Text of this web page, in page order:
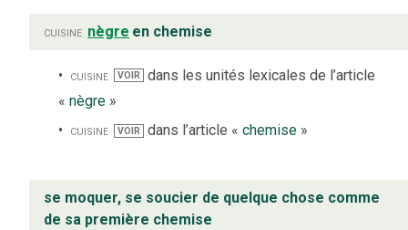
cuisine nègre en chemise
cuisine VOIR
dans les unités lexicales de l’article
« nègre »
cuisine
VOIR dans l’article « chemise»
se moquer, se soucier de quelque chose comme
de sa première chemise